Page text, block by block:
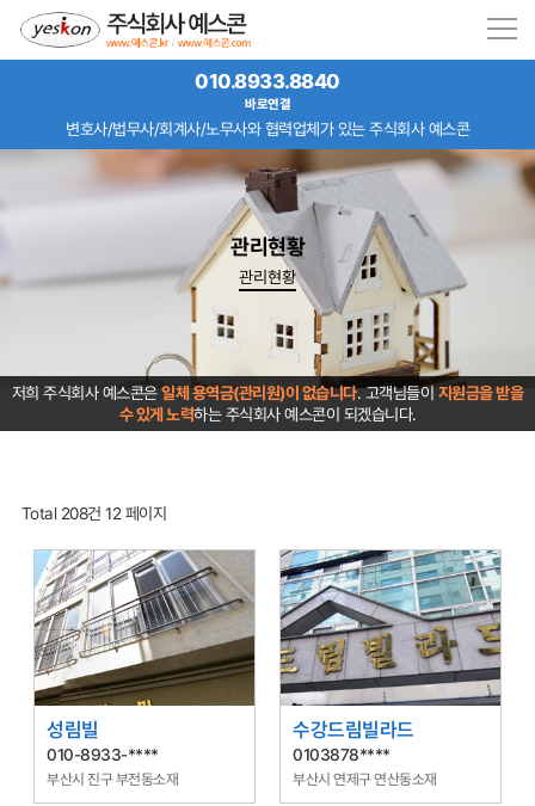
저희 주식회사 예스콘은일체 용역금(관리원)이 없습니다. 고객님들이지원금을 받을
수 있게 노력하는 주식회사 예스콘이 되겠습니다.
010.8933.8840
바로연결
변호사/법무사/회계사/노무사와 협력업체가 있는 주식회사 예스콘
관리현황
관리현황
Total 208건 12 페이지
성림빌
010-8933-****
부산시 진구 부전동소재
수강드림빌라드
0103878****
부산시 연제구 연산동소재